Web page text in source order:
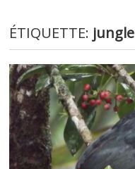
ÉTIQUETTE: jungle